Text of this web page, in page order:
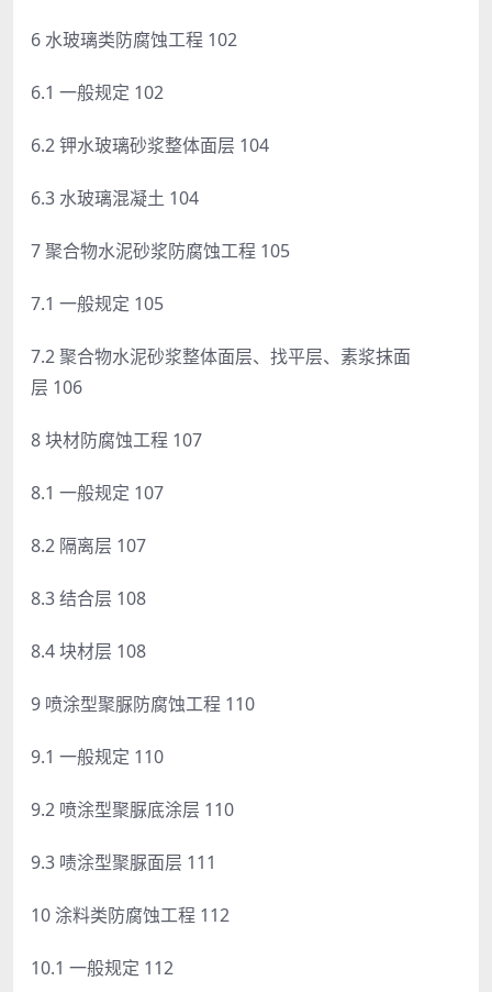
6 水玻璃类防腐蚀工程 102
6.1 一般规定 102
6.2 钾水玻璃砂浆整体面层 104
6.3 水玻璃混凝土 104
7 聚合物水泥砂浆防腐蚀工程 105
7.1 一般规定 105
7.2 聚合物水泥砂浆整体面层、找平层、素浆抹面
层 106
8 块材防腐蚀工程 107
8.1 一般规定 107
8.2 隔离层 107
8.3 结合层 108
8.4 块材层 108
9 喷涂型聚脲防腐蚀工程 110
9.1 一般规定 110
9.2 喷涂型聚脲底涂层 110
9.3 啧涂型聚脲面层 111
10 涂料类防腐蚀工程 112
10.1 一般规定 112